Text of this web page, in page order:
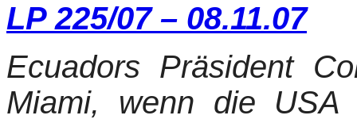
LP 225/07 – 08.11.07
Ecuadors Präsident
Miami, wenn die